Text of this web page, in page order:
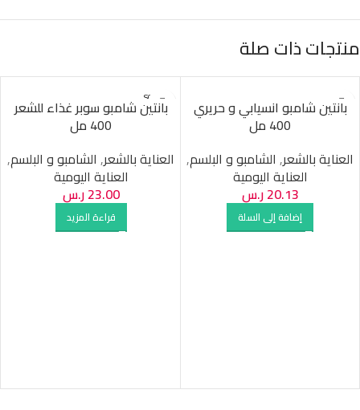
منتجات ذات صلة
بانتين شامبو انسيابي و حريري
400 مل
العناية بالشعر, الشامبو و البلسم,
العناية اليومية
20.13ر.س
إضافة إلى السلة
SOLD O
UT
بانتين شامبو سوبر غذاء للشعر
400 مل
العناية بالشعر, الشامبو و البلسم,
العناية اليومية
23.00ر.س
قراءة المزيد